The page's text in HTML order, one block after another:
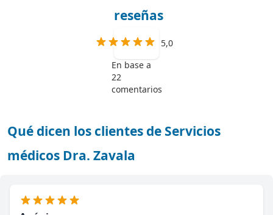
reseñas
5,0
En base a
22
comentarios
Qué dicen los clientes de Servicios
médicos Dra. Zavala